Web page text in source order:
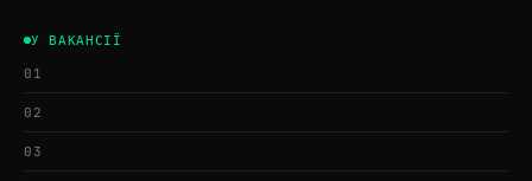
У ВАКАНСІЇ
01
02
03